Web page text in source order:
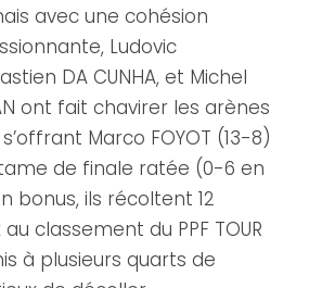
avec une cohésion
Ludovic
DA CUNHA, et Michel
ont fait chavirer les arènes
Marco FOYOT (13-8)
de finale ratée (0-6 en
bonus, ils récoltent 12
classement du PPF TOUR
à plusieurs quarts de